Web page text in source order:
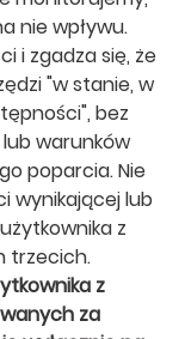
nie wpływu.
i zgadza się, że
"w stanie, w
bez
warunków
poparcia. Nie
wynikającej lub
z
trzecich.
z
za